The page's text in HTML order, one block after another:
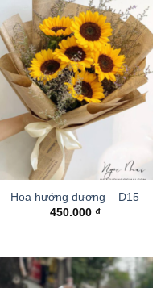
Hoa hướng dương – D15
450.000 ₫